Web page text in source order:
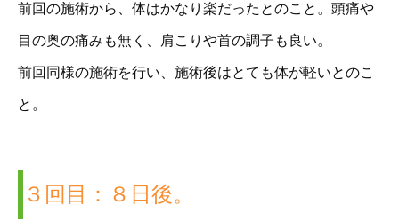
前回の施術から、体はかなり楽だったとのこと。頭痛や
目の奥の痛みも無く、肩こりや首の調子も良い。
前回同様の施術を行い、施術後はとても体が軽いとのこ
と。
３回目：８日後。